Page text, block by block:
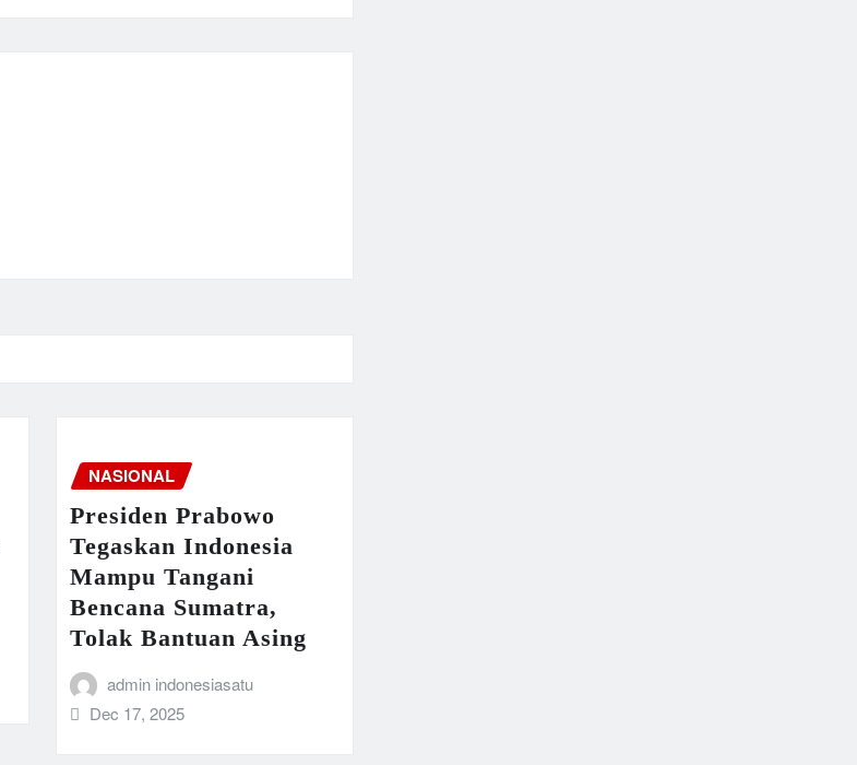
NASIONAL
Presiden Prabowo
Tegaskan Indonesia
Mampu Tangani
Bencana Sumatra,
Tolak Bantuan Asing
admin indonesiasatu
Dec 17, 2025